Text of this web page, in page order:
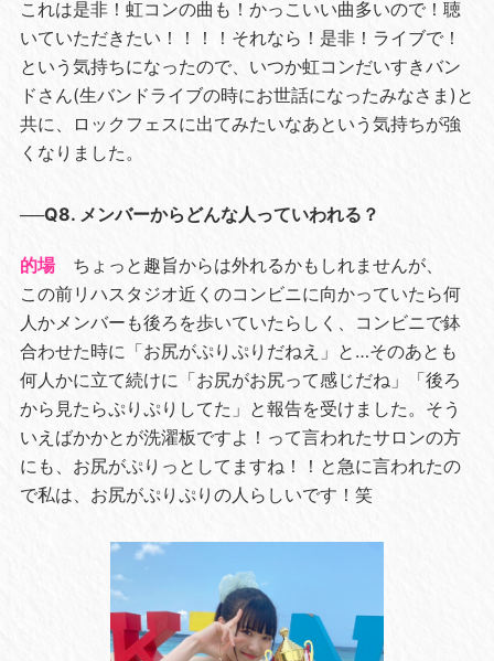
これは是非！虹コンの曲も！かっこいい曲多いので！聴
いていただきたい！！！！それなら！是非！ライブで！
という気持ちになったので、いつか虹コンだいすきバン
ドさん(生バンドライブの時にお世話になったみなさま)と
共に、ロックフェスに出てみたいなあという気持ちが強
くなりました。
──Q8. メンバーからどんな人っていわれる？
的場
ちょっと趣旨からは外れるかもしれませんが、
この前リハスタジオ近くのコンビニに向かっていたら何
人かメンバーも後ろを歩いていたらしく、コンビニで鉢
合わせた時に「お尻がぷりぷりだねえ」と…そのあとも
何人かに立て続けに「お尻がお尻って感じだね」「後ろ
から見たらぷりぷりしてた」と報告を受けました。そう
いえばかかとが洗濯板ですよ！って言われたサロンの方
にも、お尻がぷりっとしてますね！！と急に言われたの
で私は、お尻がぷりぷりの人らしいです！笑